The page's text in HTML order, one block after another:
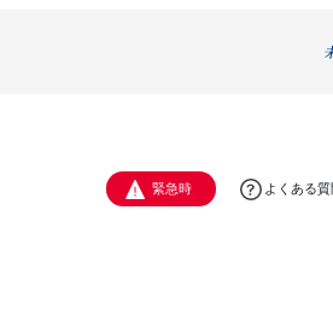
緊急時 よくある質